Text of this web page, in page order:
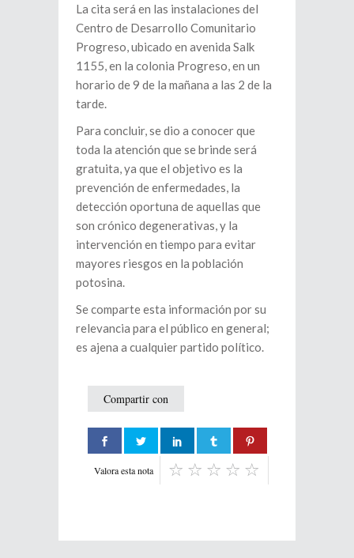
La cita será en las instalaciones del
Centro de Desarrollo Comunitario
Progreso, ubicado en avenida Salk
1155, en la colonia Progreso, en un
horario de 9 de la mañana a las 2 de la
tarde.
Para concluir, se dio a conocer que
toda la atención que se brinde será
gratuita, ya que el objetivo es la
prevención de enfermedades, la
detección oportuna de aquellas que
son crónico degenerativas, y la
intervención en tiempo para evitar
mayores riesgos en la población
potosina.
Se comparte esta información por su
relevancia para el público en general;
es ajena a cualquier partido político.
Compartir con
Valora esta nota